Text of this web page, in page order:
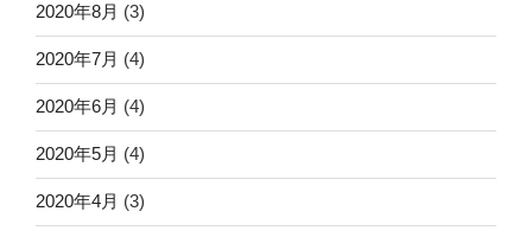
2020年8月 (3)
2020年7月 (4)
2020年6月 (4)
2020年5月 (4)
2020年4月 (3)